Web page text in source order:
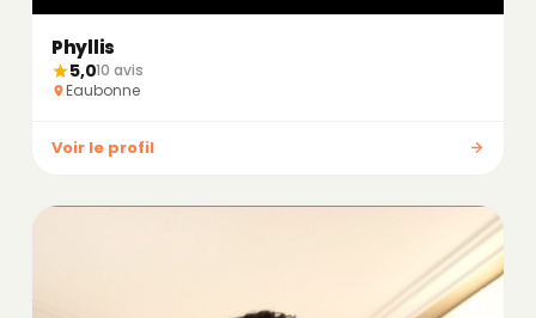
Phyllis
5,010 avis
Eaubonne
Voir le profil